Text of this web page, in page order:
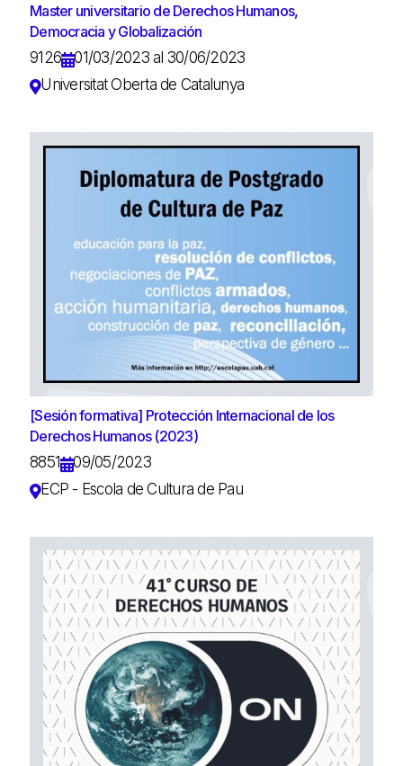
Master universitario de Derechos Humanos,
Democracia y Globalización
9126
01/03/2023 al 30/06/2023
Universitat Oberta de Catalunya
[Sesión formativa] Protección Internacional de los
Derechos Humanos (2023)
8851
09/05/2023
ECP - Escola de Cultura de Pau